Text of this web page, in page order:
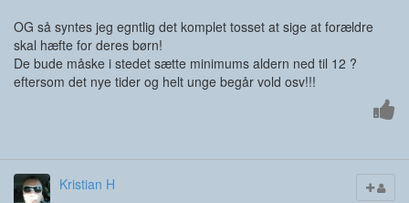
OG så syntes jeg egntlig det komplet tosset at sige at forældre
skal hæfte for deres børn!
De bude måske i stedet sætte minimums aldern ned til 12 ?
eftersom det nye tider og helt unge begår vold osv!!!
Kristian H